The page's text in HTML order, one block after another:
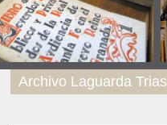
Archivo Laguarda Trias